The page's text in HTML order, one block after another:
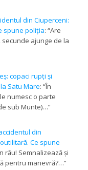
din Ciuperceni:
spune poliția: “Are
secunde ajunge de la
copaci rupți și
Satu Mare: “În
numesc o parte
sub Munte)…”
din
Ce spune
rău! Semnalizează și
pentru manevră?…”